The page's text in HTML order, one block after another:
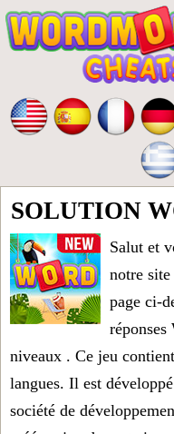
SOLUTION
Salut et
notre site
page ci-
niveaux . Ce jeu
langues. Il est
société de